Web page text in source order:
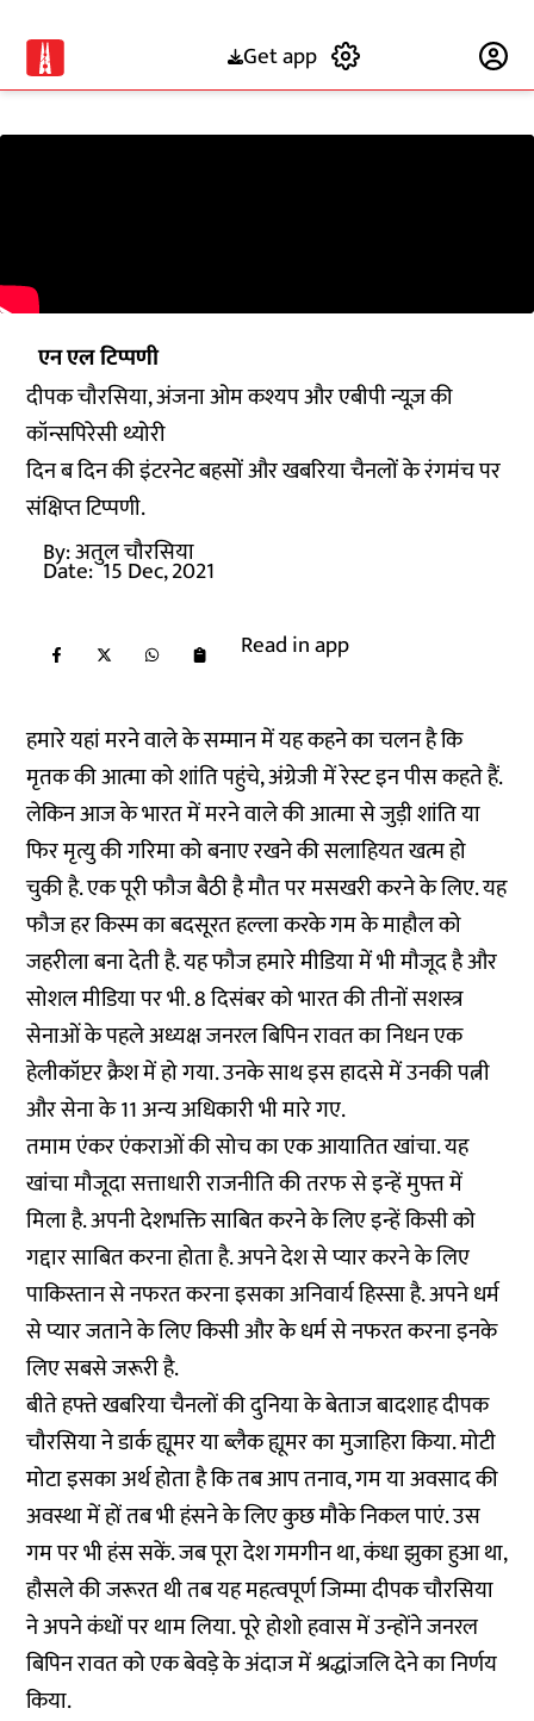
Get app
एन एल टिप्पणी
दीपक चौरसिया, अंजना ओम कश्यप और एबीपी न्यूज़ की
कॉन्सपिरेसी थ्योरी
दिन ब दिन की इंटरनेट बहसों और खबरिया चैनलों के रंगमंच पर
संक्षिप्त टिप्पणी.
By:अतुल चौरसिया
Date: 15 Dec, 2021
Read in app
हमारे यहां मरने वाले के सम्मान में यह कहने का चलन है कि
मृतक की आत्मा को शांति पहुंचे, अंग्रेजी में रेस्ट इन पीस कहते हैं.
लेकिन आज के भारत में मरने वाले की आत्मा से जुड़ी शांति या
फिर मृत्यु की गरिमा को बनाए रखने की सलाहियत खत्म हो
चुकी है. एक पूरी फौज बैठी है मौत पर मसखरी करने के लिए. यह
फौज हर किस्म का बदसूरत हल्ला करके गम के माहौल को
जहरीला बना देती है. यह फौज हमारे मीडिया में भी मौजूद है और
सोशल मीडिया पर भी. 8 दिसंबर को भारत की तीनों सशस्त्र
सेनाओं के पहले अध्यक्ष जनरल बिपिन रावत का निधन एक
हेलीकॉप्टर क्रैश में हो गया. उनके साथ इस हादसे में उनकी पत्नी
और सेना के 11 अन्य अधिकारी भी मारे गए.
तमाम एंकर एंकराओं की सोच का एक आयातित खांचा. यह
खांचा मौजूदा सत्ताधारी राजनीति की तरफ से इन्हें मुफ्त में
मिला है. अपनी देशभक्ति साबित करने के लिए इन्हें किसी को
गद्दार साबित करना होता है. अपने देश से प्यार करने के लिए
पाकिस्तान से नफरत करना इसका अनिवार्य हिस्सा है. अपने धर्म
से प्यार जताने के लिए किसी और के धर्म से नफरत करना इनके
लिए सबसे जरूरी है.
बीते हफ्ते खबरिया चैनलों की दुनिया के बेताज बादशाह दीपक
चौरसिया ने डार्क ह्यूमर या ब्लैक ह्यूमर का मुजाहिरा किया. मोटी
मोटा इसका अर्थ होता है कि तब आप तनाव, गम या अवसाद की
अवस्था में हों तब भी हंसने के लिए कुछ मौके निकल पाएं. उस
गम पर भी हंस सकें. जब पूरा देश गमगीन था, कंधा झुका हुआ था,
हौसले की जरूरत थी तब यह महत्वपूर्ण जिम्मा दीपक चौरसिया
ने अपने कंधों पर थाम लिया. पूरे होशो हवास में उन्होंने जनरल
बिपिन रावत को एक बेवड़े के अंदाज में श्रद्धांजलि देने का निर्णय
किया.